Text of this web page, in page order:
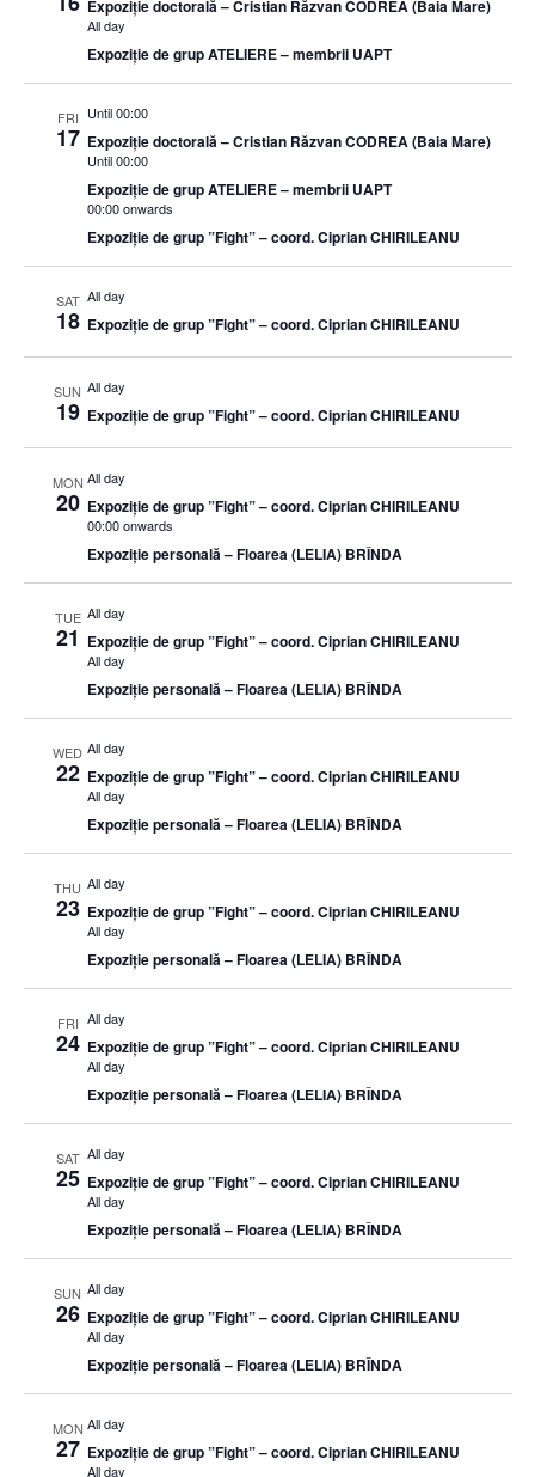
Expoziție doctorală – Cristian Răzvan CODREA (Baia Mare)
All day
Expoziție de grup ATELIERE – membrii UAPT
FRI
17
Until 00:00
Expoziție doctorală – Cristian Răzvan CODREA (Baia Mare)
Until 00:00
Expoziție de grup ATELIERE – membrii UAPT
00:00 onwards
Expoziție de grup ”Fight” – coord. Ciprian CHIRILEANU
SAT
18
All day
Expoziție de grup ”Fight” – coord. Ciprian CHIRILEANU
SUN
19
All day
Expoziție de grup ”Fight” – coord. Ciprian CHIRILEANU
MON
20
All day
Expoziție de grup ”Fight” – coord. Ciprian CHIRILEANU
00:00 onwards
Expoziție personală – Floarea (LELIA) BRÎNDA
TUE
21
All day
Expoziție de grup ”Fight” – coord. Ciprian CHIRILEANU
All day
Expoziție personală – Floarea (LELIA) BRÎNDA
WED
22
All day
Expoziție de grup ”Fight” – coord. Ciprian CHIRILEANU
All day
Expoziție personală – Floarea (LELIA) BRÎNDA
THU
23
All day
Expoziție de grup ”Fight” – coord. Ciprian CHIRILEANU
All day
Expoziție personală – Floarea (LELIA) BRÎNDA
FRI
24
All day
Expoziție de grup ”Fight” – coord. Ciprian CHIRILEANU
All day
Expoziție personală – Floarea (LELIA) BRÎNDA
SAT
25
All day
Expoziție de grup ”Fight” – coord. Ciprian CHIRILEANU
All day
Expoziție personală – Floarea (LELIA) BRÎNDA
SUN
26
All day
Expoziție de grup ”Fight” – coord. Ciprian CHIRILEANU
All day
Expoziție personală – Floarea (LELIA) BRÎNDA
MON
27
All day
Expoziție de grup ”Fight” – coord. Ciprian CHIRILEANU
All day